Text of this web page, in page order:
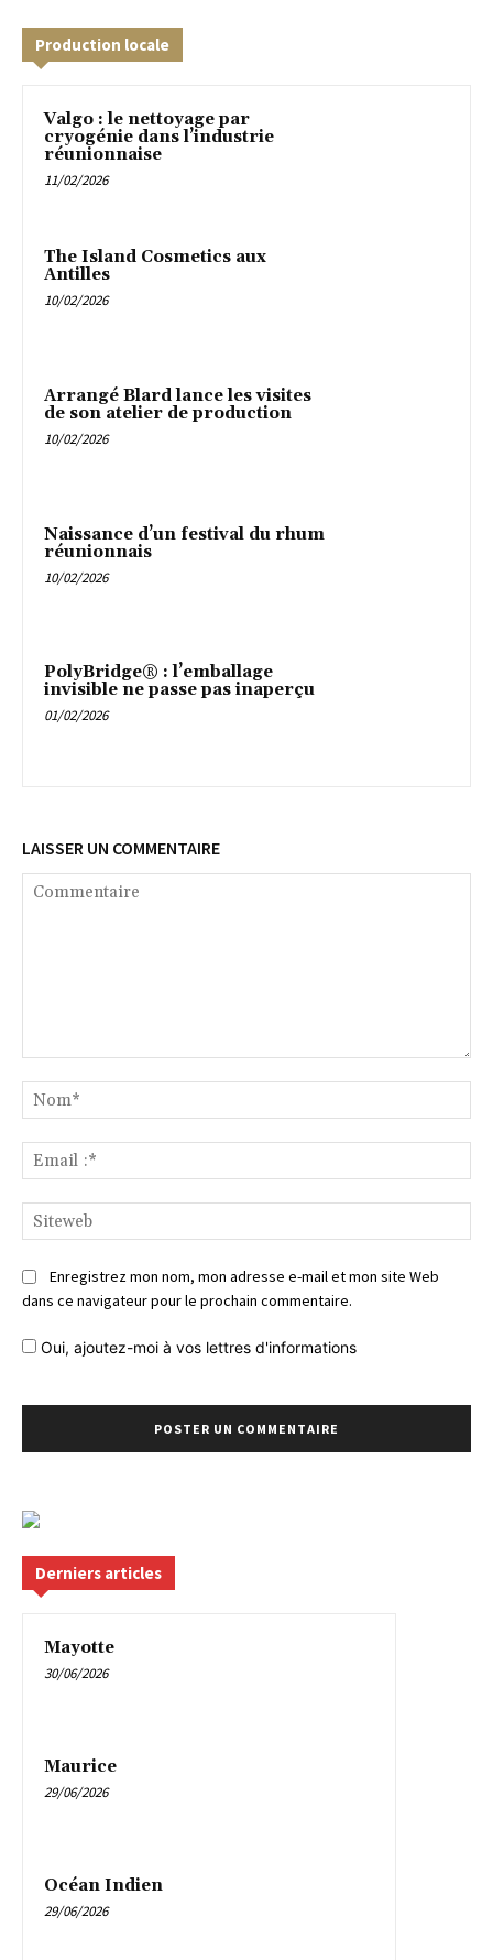
Production locale
Valgo : le nettoyage par
cryogénie dans l’industrie
réunionnaise
11/02/2026
The Island Cosmetics aux
Antilles
10/02/2026
Arrangé Blard lance les visites
de son atelier de production
10/02/2026
Naissance d’un festival du rhum
réunionnais
10/02/2026
PolyBridge® : l’emballage
invisible ne passe pas inaperçu
01/02/2026
LAISSER UN COMMENTAIRE
:*
Enregistrez mon nom, mon adresse e-mail et mon site Web
dans ce navigateur pour le prochain commentaire.
Oui, ajoutez-moi à vos lettres d'informations
Derniers articles
Mayotte
30/06/2026
Maurice
29/06/2026
Océan Indien
29/06/2026